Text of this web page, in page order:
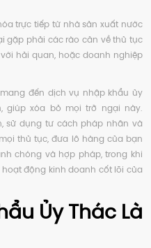
trực tiếp từ nhà sản xuất nước
gặp phải các rào cản về thủ tục
hải quan, hoặc doanh nghiệp
mang đến dịch vụ nhập khẩu ủy
giúp xóa bỏ mọi trở ngại này.
sử dụng tư cách pháp nhân và
thủ tục, đưa lô hàng của bạn
chóng và hợp pháp, trong khi
động kinh doanh cốt lõi của
Ủy Thác Là